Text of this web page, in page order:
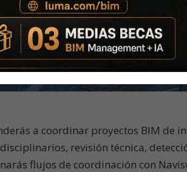
a coordinar proyectos BIM de
revisión técnica,
flujos de coordinación con